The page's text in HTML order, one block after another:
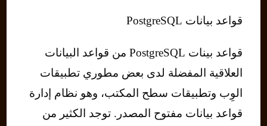
قواعد بيانات PostgreSQL
قواعد بينات PostgreSQL من قواعد البيانات
العلاقية المفضلة لدى بعض مطوري تطبيقات
الوِب وتطبيقات سطح المكتب، وهو نظام إدارة
قواعد بيانات مفتوح المصدر. توجد الكثير من